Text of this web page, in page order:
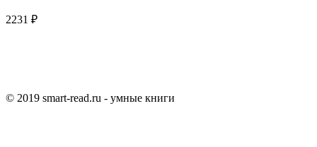
2231 ₽
© 2019 smart-read.ru - умные книги